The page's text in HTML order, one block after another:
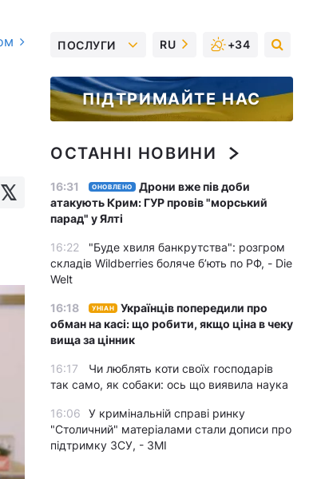
ПОСЛУГИ RU +34
ПІДТРИМАЙТЕ НАС
ОСТАННІ НОВИНИ
16:31 ОНОВЛЕНО
Дрони вже пів доби
атакують Крим: ГУР провів "морський
парад" у Ялті
16:22
"Буде хвиля банкрутства": розгром
складів Wildberries боляче бʼють по РФ, - Die
Welt
16:18 УНІАН
Українців попередили про
обман на касі: що робити, якщо ціна в чеку
вища за цінник
16:17
Чи люблять коти своїх господарів
так само, як собаки: ось що виявила наука
16:06
У кримінальній справі ринку
"Столичний" матеріалами стали дописи про
підтримку ЗСУ, - ЗМІ